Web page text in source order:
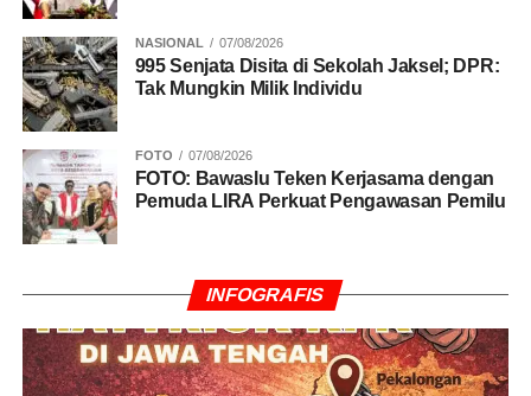
NASIONAL 07/08/2026
995 Senjata Disita di Sekolah Jaksel; DPR:
Tak Mungkin Milik Individu
FOTO 07/08/2026
FOTO: Bawaslu Teken Kerjasama dengan
Pemuda LIRA Perkuat Pengawasan Pemilu
INFOGRAFIS